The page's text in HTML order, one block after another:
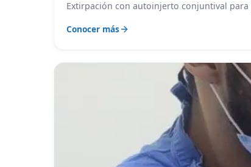
Extirpación con autoinjerto conjuntival
Conocer más